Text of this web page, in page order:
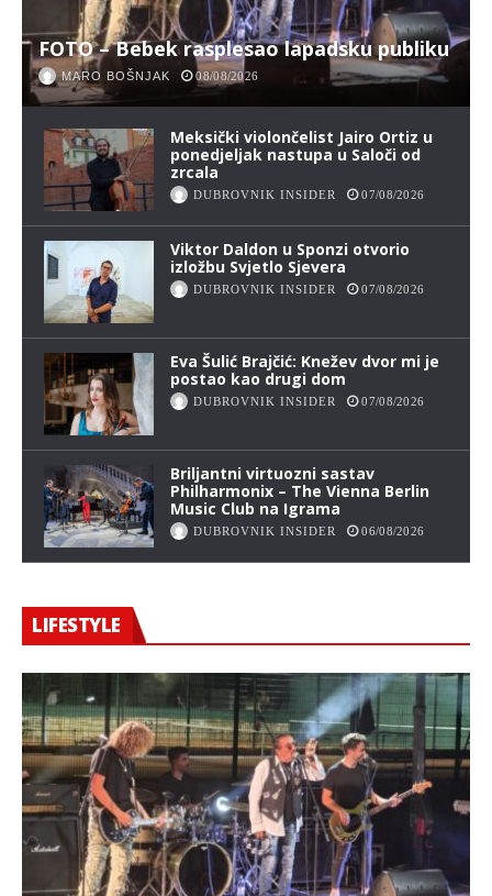
FOTO – Bebek rasplesao lapadsku publiku
MARO BOŠNJAK 08/08/2026
Meksički violončelist Jairo Ortiz u
ponedjeljak nastupa u Saloči od
zrcala
DUBROVNIK INSIDER 07/08/2026
Viktor Daldon u Sponzi otvorio
izložbu Svjetlo Sjevera
DUBROVNIK INSIDER 07/08/2026
Eva Šulić Brajčić: Knežev dvor mi je
postao kao drugi dom
DUBROVNIK INSIDER 07/08/2026
Briljantni virtuozni sastav
Philharmonix – The Vienna Berlin
Music Club na Igrama
DUBROVNIK INSIDER 06/08/2026
LIFESTYLE